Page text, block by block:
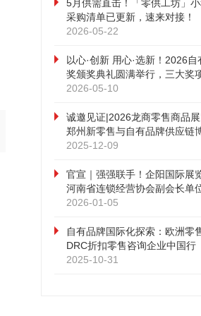
5月供需直击！「零供工坊」
采购清单已更新，速来对接！
2026-05-22
以心·创新 用心·选新！2026自
奖颁奖典礼圆满举行，三大奖
2026-05-10
诚邀见证|2026龙商零售商品
郑州新零售与自有品牌供应链
合作发布会即将召开！
2025-12-09
官宣｜强强联手！企阳国际展
河南省连锁经营协会副会长单
2026-01-05
自有品牌国际化探索：欧洲零
DRC折扣零售咨询企业中国行
2025-10-31